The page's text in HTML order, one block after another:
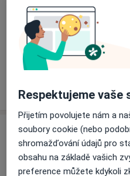
Ceník
Informace o službách a
Tento specialista ještě
Adresa
Praktický lékař
Školní 635, Velešín
Respektujeme vaše
Přijetím povolujete nám a
soubory cookie (nebo
shromažďování údajů pro
obsahu na základě vašich
preference můžete kdykoli